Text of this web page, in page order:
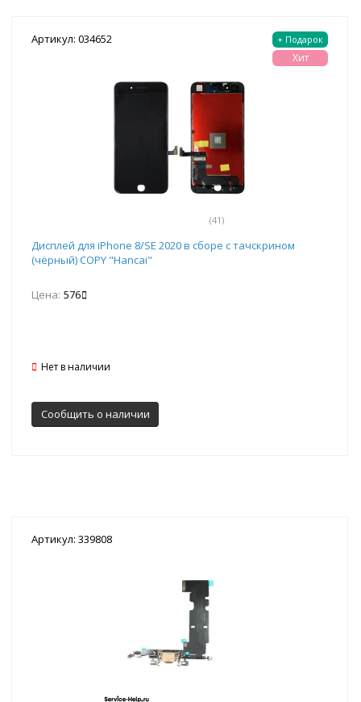
Артикул: 034652
(41)
+ Подарок
Хит
Дисплей для iPhone 8/SE 2020 в сборе с тачскрином
(чёрный) COPY "Hancai"
Цена: 576
Нет в наличии
Сообщить о наличии
Артикул: 339808